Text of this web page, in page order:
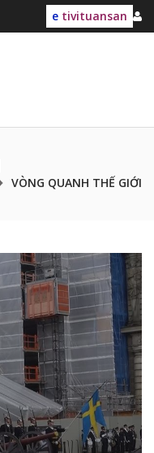
e tivituansan
VÒNG QUANH THẾ GIỚI